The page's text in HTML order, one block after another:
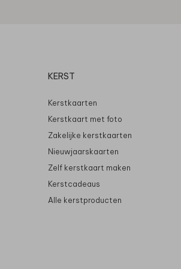
KERST
Kerstkaarten
Kerstkaart met foto
Zakelijke kerstkaarten
Nieuwjaarskaarten
Zelf kerstkaart maken
Kerstcadeaus
Alle kerstproducten